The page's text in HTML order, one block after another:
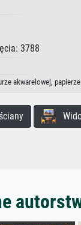
3788
akwarelowej,